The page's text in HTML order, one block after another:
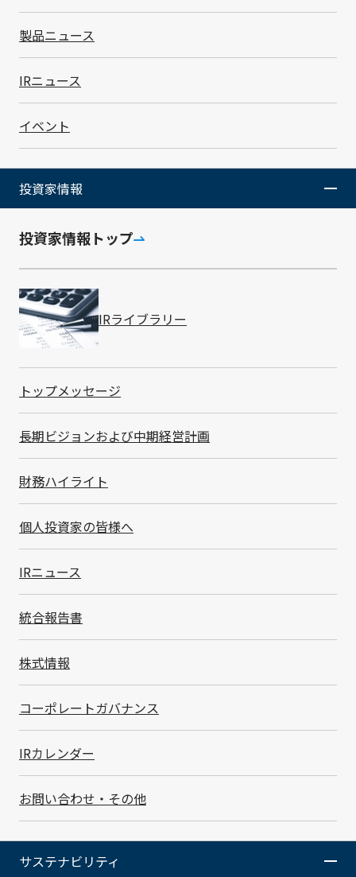
製品ニュース
IRニュース
イベント
投資家情報
投資家情報トップ
IRライブラリー
トップメッセージ
長期ビジョンおよび中期経営計画
財務ハイライト
個人投資家の皆様へ
IRニュース
統合報告書
株式情報
コーポレートガバナンス
IRカレンダー
お問い合わせ・その他
サステナビリティ
個人情報管理
SMKでは、2005年に日本でプライバシーポリシーを制
定して以来、個人情報の保護および適正な活用に取り組
んできました。2017年に日本を対象とした「個人情報
管理規程」の制定および管理体制の構築を行い、これを
ため、本則となる「TN個人情報管理規程」を制定し、
海外子会社ごとの規程整備と管理体制の構築を行いまし
また、違反があった場合には適正な処分を行うことを規
個人情報保護法も改定が進んでいるため、最新の情報を
入手し、法令に対応した管理体制の見直しに努めていき
ます。
内部監査
ルール通りに情報が管理されていることを担保するた
め、営業秘密と個人情報の両方について毎年内部監査を
実施し、問題点の是正を行っています。
電子情報セキュリティの強化
体制
SMKは、2005年に「電子情報セキュリティポリシー」
た。その後、IT技術の進歩による社会環境の変化を受
け、2023年9月に「電子情報セキュリティ基本規程」と
して改定しました。また、2026年6月には、あらたに
「SMK情報セキュリティポリシー」を作成し、社内外に
公開しています。このポリシーや規程のもとで、CIOを
委員長とするTN IT委員会が中心となってセキュリティ
制を構築しています。
SMK情報セキュリティポリシー（0.4MB）